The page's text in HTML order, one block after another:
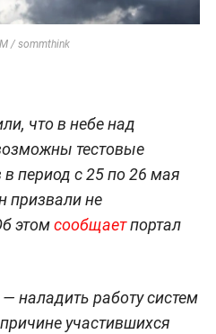
/ sommthink
что в небе над
тестовые
период с 25 по 26 мая
призвали не
этомсообщаетпортал
наладить работу систем
участившихся